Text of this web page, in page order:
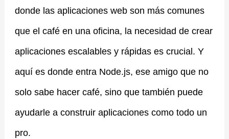
donde las aplicaciones web son más comunes
que el café en una oficina, la necesidad de crear
aplicaciones escalables y rápidas es crucial. Y
aquí es donde entra Node.js, ese amigo que no
solo sabe hacer café, sino que también puede
ayudarle a construir aplicaciones como todo un
pro.